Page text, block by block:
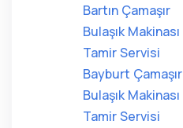
Bartın Çamaşır
Bulaşık Makinası
Tamir Servisi
Bayburt Çamaşır
Bulaşık Makinası
Tamir Servisi